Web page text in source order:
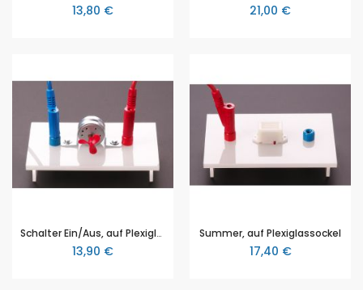
13,80 € 21,00 €
Schalter Ein/Aus, auf Plexiglassockel
13,90 €
Summer, auf Plexiglassockel
17,40 €